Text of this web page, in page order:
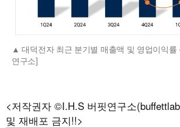
대덕전자 최근 분기별 매출액 및 영업이익률
연구소]
<저작권자 ©I.H.S 버핏연구소
및 재배포 금지!!>